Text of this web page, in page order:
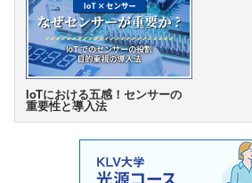
IoTにおける五感！ センサーの
重要性と導入法